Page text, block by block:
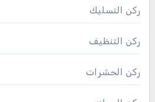
ركن التسليك
ركن التنظيف
ركن الحشرات